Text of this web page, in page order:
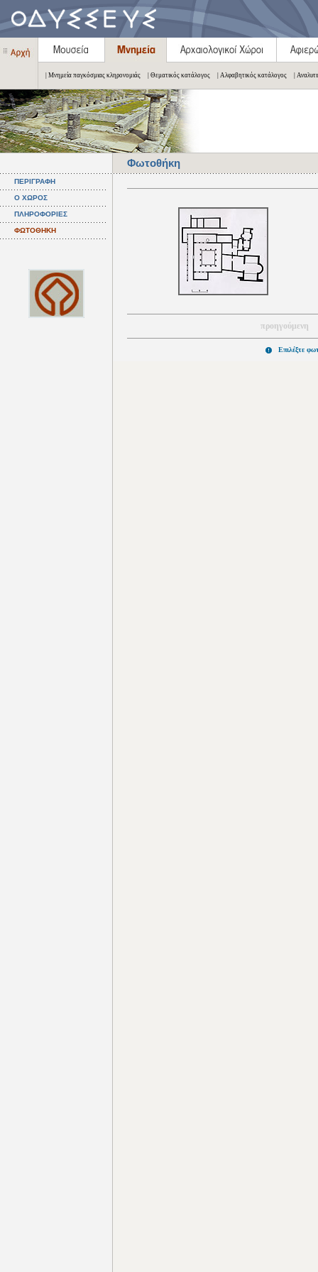
| Μνημεία παγκόσμιας κληρονομιάς | Θεματικός κατάλογος | Αλφαβητικός κατάλογος |
Φωτοθήκη
ΠΕΡΙΓΡΑΦΗ
Ο ΧΩΡΟΣ
ΠΛΗΡΟΦΟΡΙΕΣ
ΦΩΤΟΘΗΚΗ
προηγούμενη
Επιλέξτε